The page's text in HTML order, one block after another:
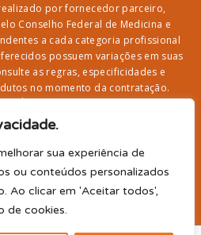
sua experiência de
ou conteúdos personalizados
Ao clicar em 'Aceitar todos',
de cookies.
realizado por fornecedor parceiro,
Conselho Federal de Medicina e
a cada categoria profissional
possuem variações em suas
as regras, especificidades e
no momento da contratação.
SEGURO DE VIDA, ACIDENTES
FUNERAL 24H, ASSISTÊNCIA
Produto com registro SUSEP
SURA (CNPJ sob o nº
anos (titular) e carência de 60
utilização.